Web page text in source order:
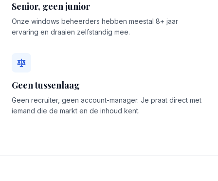
Senior, geen junior
Onze windows beheerders hebben meestal 8+ jaar
ervaring en draaien zelfstandig mee.
Geen tussenlaag
Geen recruiter, geen account-manager. Je praat direct met
iemand die de markt en de inhoud kent.